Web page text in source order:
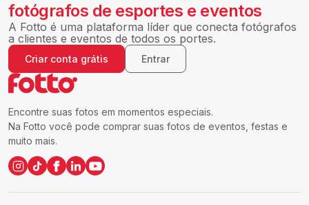
Encontre suas fotos em momentos especiais.
Na Fotto você pode comprar suas fotos de eventos, festas e
muito mais.
fotógrafos de esportes e eventos
A Fotto é uma plataforma líder que conecta fotógrafos
a clientes e eventos de todos os portes.
Criar conta grátis Entrar